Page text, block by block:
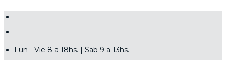
Lun - Vie 8 a 18hs. | Sab 9 a 13hs.